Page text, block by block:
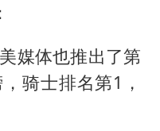
湾从来没有“独立”过
泰国初中生饮弹自尽前开了26枪
唱会取消
媒体也推出了第
骑士排名第1，